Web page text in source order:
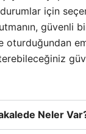
için
güvenli
oturduğundan
Neler